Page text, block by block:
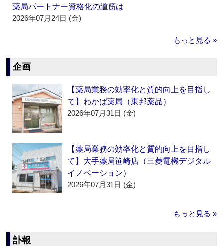
薬局パートナー資格化の道筋は
2026年07月24日 (金)
もっと見る »
企画
【薬局業務の効率化と質的向上を目指し
て】わかば薬局（東邦薬品）
2026年07月31日 (金)
【薬局業務の効率化と質的向上を目指し
て】大手薬局笹崎店（三菱電機デジタル
イノベーション）
2026年07月31日 (金)
もっと見る »
訃報